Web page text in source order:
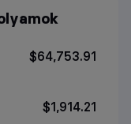
$64,753.91
$1,914.21